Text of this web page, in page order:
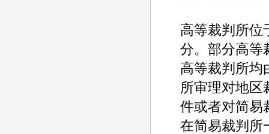
高等裁判所位
分。部分高等
高等裁判所均
所审理对地区
件或者对简易
在简易裁判所